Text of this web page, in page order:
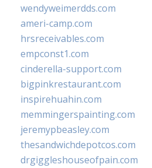
wendyweimerdds.com
ameri-camp.com
hrsreceivables.com
empconst1.com
cinderella-support.com
bigpinkrestaurant.com
inspirehuahin.com
memmingerspainting.com
jeremypbeasley.com
thesandwichdepotcos.com
drgiggleshouseofpain.com